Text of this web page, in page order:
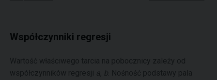
Współczynniki regresji
Wartość właściwego tarcia na pobocznicy zależy od
współczynników regresji a, b . Nośność podstawy pala